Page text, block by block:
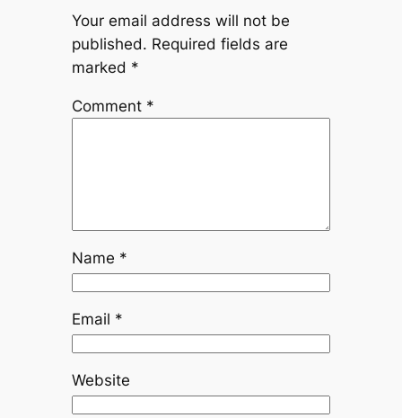
Your email address will not be
published. Required fields are
marked *
Comment *
Name *
Email *
Website